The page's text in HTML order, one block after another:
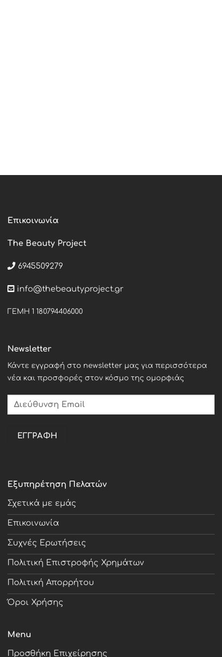
Επικοινωνία
The Beauty Project
6945509279
info@thebeautyproject.gr
ΓΕΜΗ 1 180794406000
Εξυπηρέτηση Πελατών
Σχετικά με εμάς
Επικοινωνία
Συχνές Ερωτήσεις
Πολιτική Επιστροφής Χρημάτων
Πολιτική Απορρήτου
Όροι Χρήσης
Menu
Προσθήκη Επιχείρησης
Newsletter
Κάντε εγγραφή στο newsletter μας για περισσότερα
νέα και προσφορές στον κόσμο της ομορφιάς